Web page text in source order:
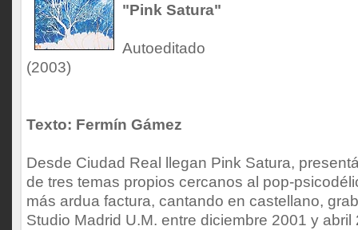
"Pink Satura"
Autoeditado
(2003)
Texto: Fermín Gámez
Desde Ciudad Real llegan Pink Satura,
de tres temas propios cercanos al pop-
más ardua factura, cantando en castellano,
Studio Madrid U.M. entre diciembre 2001 y